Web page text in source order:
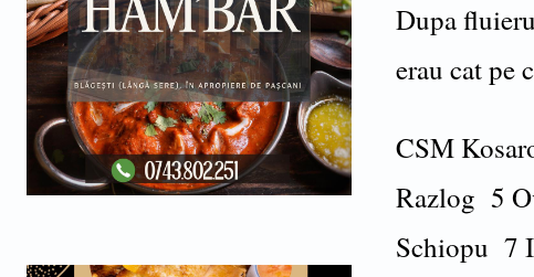
Dupa
erau cat pe
CSM
Razlog 5
Schiopu 7